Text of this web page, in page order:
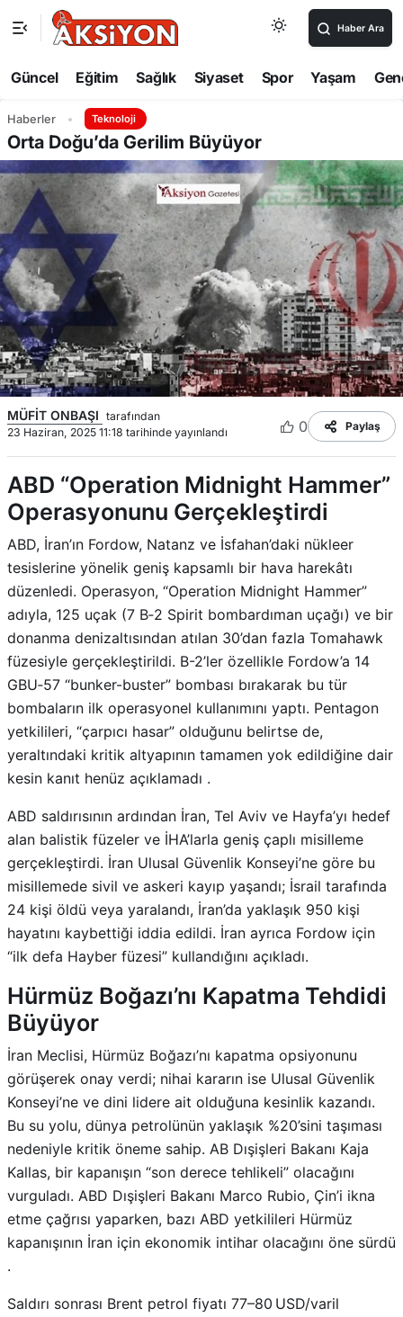
Haber Ara
Güncel Eğitim Sağlık Siyaset Spor Yaşam
Haberler Teknoloji
Orta Doğu’da Gerilim Büyüyor
MÜFİT ONBAŞI tarafından
23 Haziran, 2025 11:18 tarihinde yayınlandı
0 Paylaş
ABD “Operation Midnight Hammer”
Operasyonunu Gerçekleştirdi
ABD, İran’ın Fordow, Natanz ve İsfahan’daki nükleer
tesislerine yönelik geniş kapsamlı bir hava harekâtı
düzenledi. Operasyon, “Operation Midnight Hammer”
adıyla, 125 uçak (7 B‑2 Spirit bombardıman uçağı) ve bir
donanma denizaltısından atılan 30’dan fazla Tomahawk
füzesiyle gerçekleştirildi. B-2’ler özellikle Fordow’a 14
GBU‑57 “bunker-buster” bombası bırakarak bu tür
bombaların ilk operasyonel kullanımını yaptı. Pentagon
yetkilileri, “çarpıcı hasar” olduğunu belirtse de,
yeraltındaki kritik altyapının tamamen yok edildiğine dair
kesin kanıt henüz açıklamadı .
ABD saldırısının ardından İran, Tel Aviv ve Hayfa’yı hedef
alan balistik füzeler ve İHA’larla geniş çaplı misilleme
gerçekleştirdi. İran Ulusal Güvenlik Konseyi’ne göre bu
misillemede sivil ve askeri kayıp yaşandı; İsrail tarafında
24 kişi öldü veya yaralandı, İran’da yaklaşık 950 kişi
hayatını kaybettiği iddia edildi. İran ayrıca Fordow için
“ilk defa Hayber füzesi” kullandığını açıkladı.
Hürmüz Boğazı’nı Kapatma Tehdidi
Büyüyor
İran Meclisi, Hürmüz Boğazı’nı kapatma opsiyonunu
görüşerek onay verdi; nihai kararın ise Ulusal Güvenlik
Konseyi’ne ve dini lidere ait olduğuna kesinlik kazandı.
Bu su yolu, dünya petrolünün yaklaşık %20’sini taşıması
nedeniyle kritik öneme sahip. AB Dışişleri Bakanı Kaja
Kallas, bir kapanışın “son derece tehlikeli” olacağını
vurguladı. ABD Dışişleri Bakanı Marco Rubio, Çin’i ikna
etme çağrısı yaparken, bazı ABD yetkilileri Hürmüz
kapanışının İran için ekonomik intihar olacağını öne sürdü
.
Saldırı sonrası Brent petrol fiyatı 77–80 USD/varil